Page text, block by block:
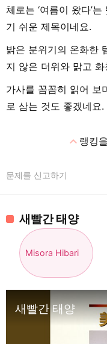
체로는 ‘여름이 왔다’
기 쉬운 제목이네요.
밝은 분위기의 온화한
지 않은 더위와 맑고
가사를 꼼꼼히 읽어 보
로 삼는 것도 좋겠네요.
expand_less랭킹
문제를 신고하기
새빨간 태양
Misora Hibari
새빨간 태양